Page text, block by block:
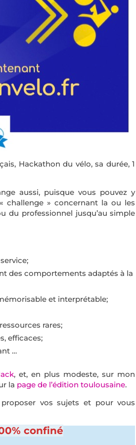
Hackathon du vélo, sa durée, 1
aussi, puisque vous pouvez y
challenge » concernant la ou les
du professionnel jusqu’au simple
des comportements adaptés à la
et interprétable;
rares;
efficaces;
…
, et, en plus modeste, sur mon
la page de l’édition toulousaine.
vos sujets et pour vous
confiné